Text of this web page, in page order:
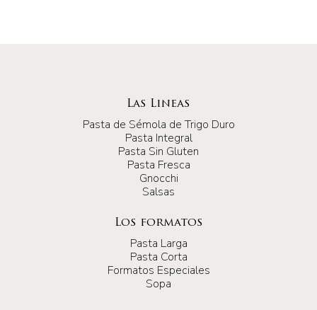
Las Lineas
Pasta de Sémola de Trigo Duro
Pasta Integral
Pasta Sin Gluten
Pasta Fresca
Gnocchi
Salsas
Los formatos
Pasta Larga
Pasta Corta
Formatos Especiales
Sopa